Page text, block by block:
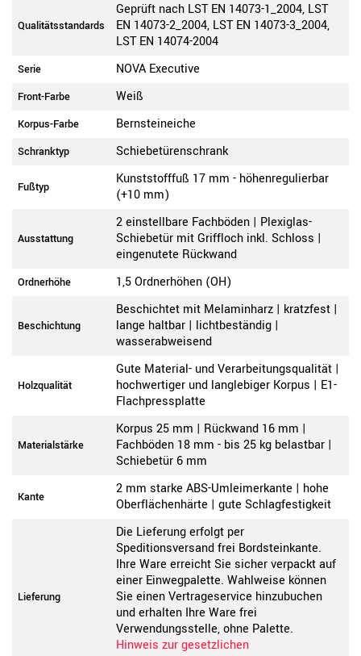
Qualitätsstandards
Geprüft nach LST EN 14073-1_2004, LST
EN 14073-2_2004, LST EN 14073-3_2004,
LST EN 14074-2004
Serie NOVA Executive
Front-Farbe Weiß
Korpus-Farbe Bernsteineiche
Schranktyp Schiebetürenschrank
Fußtyp
Kunststofffuß 17 mm - höhenregulierbar
(+10 mm)
Ausstattung
2 einstellbare Fachböden | Plexiglas-
Schiebetür mit Griffloch inkl. Schloss |
eingenutete Rückwand
Ordnerhöhe 1,5 Ordnerhöhen (OH)
Beschichtung
Beschichtet mit Melaminharz | kratzfest |
lange haltbar | lichtbeständig |
wasserabweisend
Holzqualität
Gute Material- und Verarbeitungsqualität |
hochwertiger und langlebiger Korpus | E1-
Flachpressplatte
Materialstärke
Korpus 25 mm | Rückwand 16 mm |
Fachböden 18 mm - bis 25 kg belastbar |
Schiebetür 6 mm
Kante
2 mm starke ABS-Umleimerkante | hohe
Oberflächenhärte | gute Schlagfestigkeit
Lieferung
Die Lieferung erfolgt per
Speditionsversand frei Bordsteinkante.
Ihre Ware erreicht Sie sicher verpackt auf
einer Einwegpalette. Wahlweise können
Sie einen Vertrageservice hinzubuchen
und erhalten Ihre Ware frei
Verwendungsstelle, ohne Palette.
Hinweis zur gesetzlichen